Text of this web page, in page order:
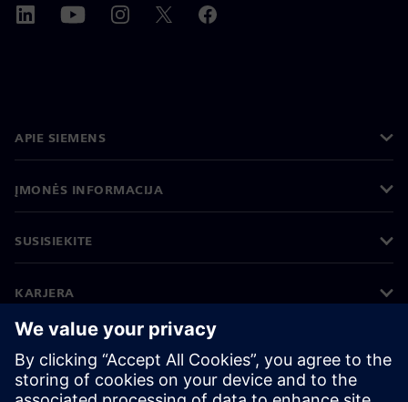
APIE SIEMENS
ĮMONĖS INFORMACIJA
SUSISIEKITE
KARJERA
©Siemens 2026